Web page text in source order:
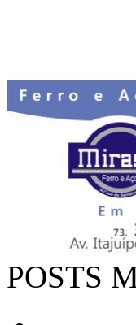
POSTS